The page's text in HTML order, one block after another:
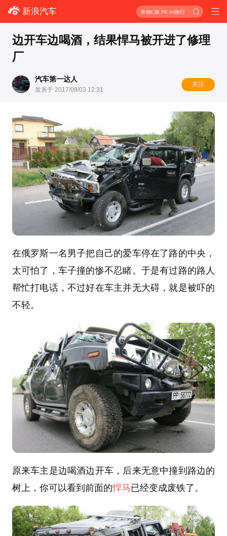
新浪汽车 奔驰C旅 PK A4旅行
边开车边喝酒，结果悍马被开进了修理
厂
汽车第一达人
发表于 2017/08/03 12:31
关注
在俄罗斯一名男子把自己的爱车停在了路的中央，
太可怕了，车子撞的惨不忍睹。于是有过路的路人
帮忙打电话，不过好在车主并无大碍，就是被吓的
不轻。
原来车主是边喝酒边开车，后来无意中撞到路边的
树上，你可以看到前面的悍马已经变成废铁了。